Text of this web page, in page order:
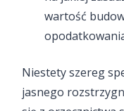
wartość
Niestety szereg
jasnego